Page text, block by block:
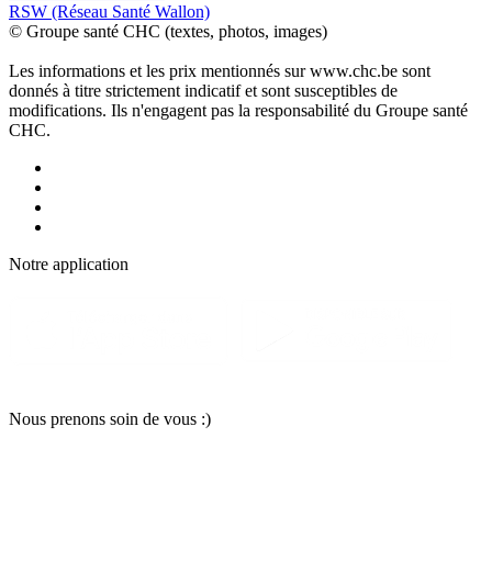
RSW (Réseau Santé Wallon)
© Groupe santé CHC (textes, photos, images)
Les informations et les prix mentionnés sur www.chc.be sont
donnés à titre strictement indicatif et sont susceptibles de
modifications. Ils n'engagent pas la responsabilité du Groupe santé
CHC.
Notre application
Nous prenons soin de vous :)